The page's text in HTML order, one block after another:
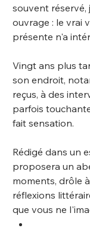
souvent réservé,
ouvrage : le vrai
présente n'a
Vingt ans plus
son endroit,
reçus, à des
parfois
fait sensation.
Rédigé dans un
proposera un
moments, drôle
réflexions
que vous ne